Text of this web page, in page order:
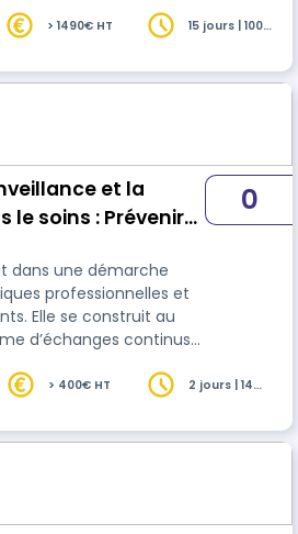
, sans le remplacer. Seul le
de cette formation, il ne
méthodes pour établir
> 1490€ HT
15 jours | 100
et la
le soins : Prévenir
de maltraitance
dans une démarche
professionnelles et
au
d’échanges continus
est
d'intégrer les
de la Haute Autorité
0
> 400€ HT
2 jours | 14